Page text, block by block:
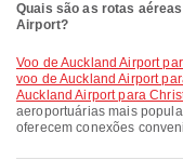
Quais são as rotas
Airport?
voo de Auckland Airport
voo de Auckland Airport
Auckland Airport para
aeroportuárias mais
oferecem conexões